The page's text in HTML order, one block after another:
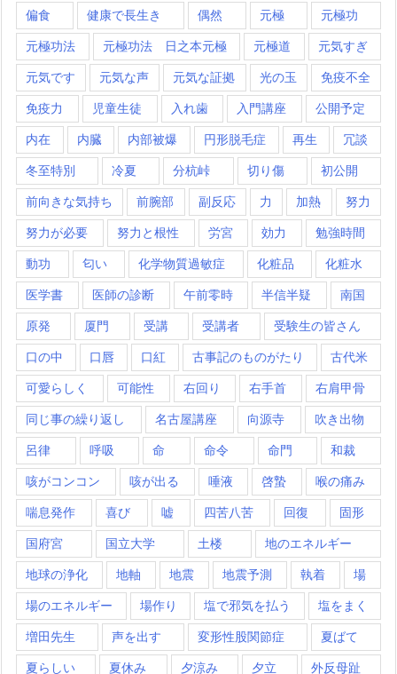
偏食 健康で長生き 偶然 元極 元極功
元極功法 元極功法 日之本元極 元極道 元気すぎ
元気です 元気な声 元気な証拠 光の玉 免疫不全
免疫力 児童生徒 入れ歯 入門講座 公開予定
内在 内臓 内部被爆 円形脱毛症 再生 冗談
冬至特別 冷夏 分杭峠 切り傷 初公開
前向きな気持ち 前腕部 副反応 力 加熱 努力
努力が必要 努力と根性 労宮 効力 勉強時間
動功 匂い 化学物質過敏症 化粧品 化粧水
医学書 医師の診断 午前零時 半信半疑 南国
原発 厦門 受講 受講者 受験生の皆さん
口の中 口唇 口紅 古事記のものがたり 古代米
可愛らしく 可能性 右回り 右手首 右肩甲骨
同じ事の繰り返し 名古屋講座 向源寺 吹き出物
呂律 呼吸 命 命令 命門 和裁
咳がコンコン 咳が出る 唾液 啓蟄 喉の痛み
喘息発作 喜び 嘘 四苦八苦 回復 固形
国府宮 国立大学 土楼 地のエネルギー
地球の浄化 地軸 地震 地震予測 執着 場
場のエネルギー 場作り 塩で邪気を払う 塩をまく
増田先生 声を出す 変形性股関節症 夏ばて
夏らしい 夏休み 夕涼み 夕立 外反母趾